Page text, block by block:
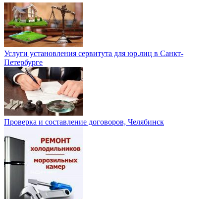
Услуги установления сервитута для юр.лиц в Санкт-
Петербурге
Проверка и составление договоров, Челябинск